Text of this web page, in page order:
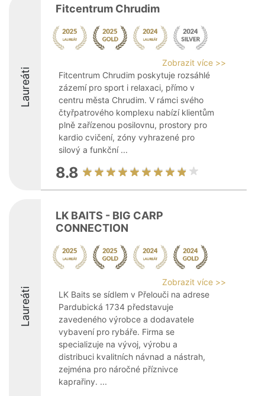
Laureáti
Fitcentrum Chrudim
Zobrazit více >>
Fitcentrum Chrudim poskytuje rozsáhlé
zázemí pro sport i relaxaci, přímo v
centru města Chrudim. V rámci svého
čtyřpatrového komplexu nabízí klientům
plně zařízenou posilovnu, prostory pro
kardio cvičení, zóny vyhrazené pro
silový a funkční ...
8.8
Laureáti
LK BAITS - BIG CARP
CONNECTION
Zobrazit více >>
LK Baits se sídlem v Přelouči na adrese
Pardubická 1734 představuje
zavedeného výrobce a dodavatele
vybavení pro rybáře. Firma se
specializuje na vývoj, výrobu a
distribuci kvalitních návnad a nástrah,
zejména pro náročné příznivce
kaprařiny. ...